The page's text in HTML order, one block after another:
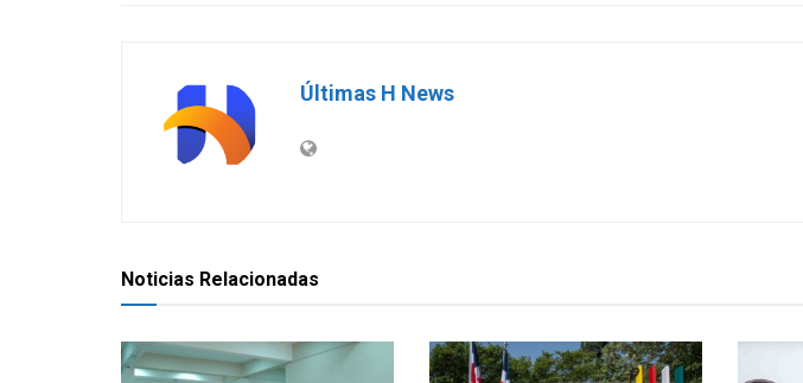
Últimas H News
Noticias Relacionadas